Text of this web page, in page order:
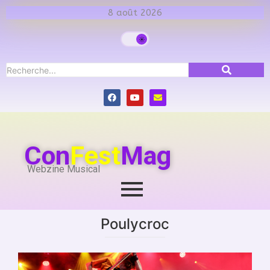
8 août 2026
ConFestMag
Webzine Musical
Poulycroc